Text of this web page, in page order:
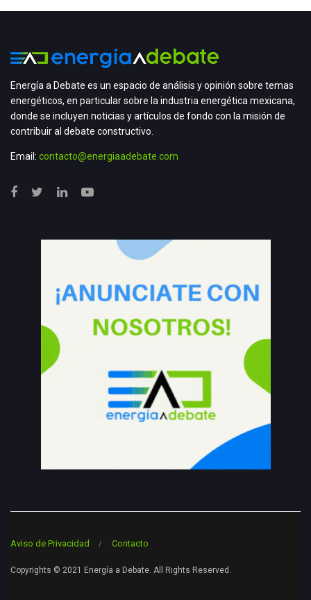
Energía a Debate es un espacio de análisis y opinión sobre temas
energéticos, en particular sobre la industria energética mexicana,
donde se incluyen noticias y artículos de fondo con la misión de
contribuir al debate constructivo.
Email: contacto@energiaadebate.com
Aviso de Privacidad Contacto
Copyrights © 2021 Energía a Debate. All Rights Reserved.